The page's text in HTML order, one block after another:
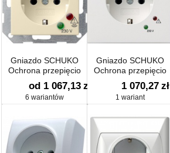
Gniazdo SCHUKO
Ochrona przepięcio
System 55
od 1 067,13 zł
6 wariantów
Gniazdo SCHUKO
Ochrona przepięcio
Gira F100 biały
1 070,27 zł
1 wariant